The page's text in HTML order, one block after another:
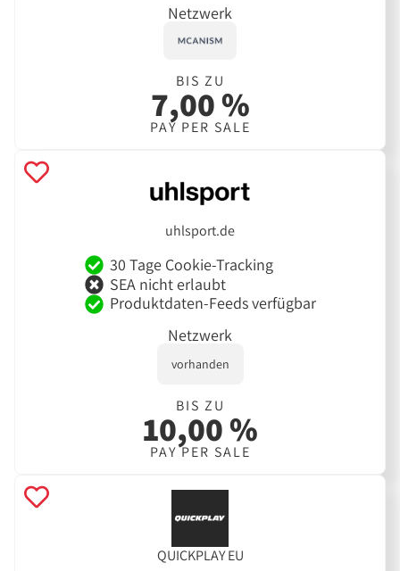
Netzwerk
BIS ZU
7,00 %
PAY PER SALE
uhlsport.de
30 Tage Cookie-Tracking
SEA nicht erlaubt
Produktdaten-Feeds verfügbar
Netzwerk
vorhanden
BIS ZU
10,00 %
PAY PER SALE
QUICKPLAY EU